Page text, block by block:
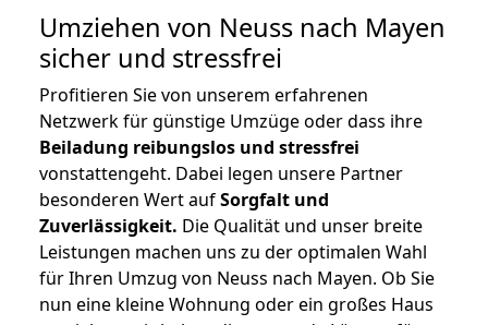
Umziehen von Neuss nach Mayen
sicher und stressfrei
Profitieren Sie von unserem erfahrenen
Netzwerk für günstige Umzüge oder dass ihre
Beiladung reibungslos und stressfrei
vonstattengeht. Dabei legen unsere Partner
besonderen Wert aufSorgfalt und
Zuverlässigkeit. Die Qualität und unser breite
Leistungen machen uns zu der optimalen Wahl
für Ihren Umzug von Neuss nach Mayen. Ob Sie
nun eine kleine Wohnung oder ein großes Haus